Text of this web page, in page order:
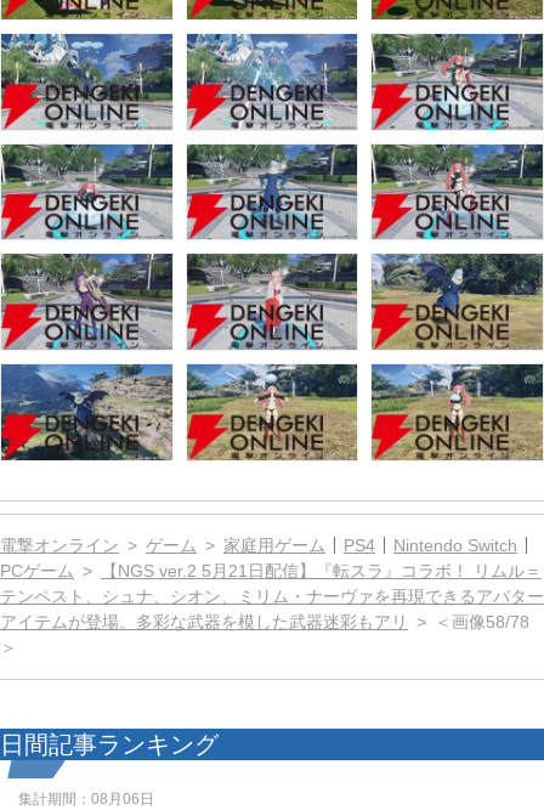
電撃オンライン ゲーム 家庭用ゲーム PS4
Nintendo Switch
PCゲーム
【NGS ver.2 5月21日配信】『転スラ』コラボ！ リムル＝
テンペスト、シュナ、シオン、ミリム・ナーヴァを再現できるアバター
アイテムが登場。多彩な武器を模した武器迷彩もアリ
＜画像58/78
＞
日間記事ランキング
集計期間： 08月06日